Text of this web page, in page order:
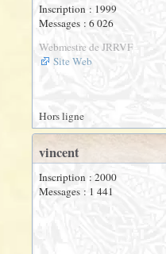
Inscription : 1999
Messages : 6 026
Webmestre de JRRVF
Site Web
Hors ligne
vincent
Inscription : 2000
Messages : 1 441